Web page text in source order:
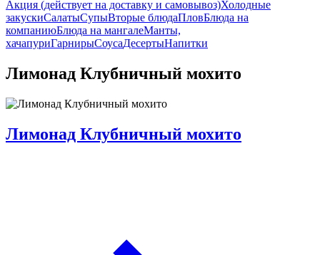
Акция (действует на доставку и самовывоз)Холодные
закускиСалатыСупыВторые блюдаПловБлюда на
компаниюБлюда на мангалеМанты,
хачапуриГарнирыСоусаДесертыНапитки
Лимонад Клубничный мохито
Лимонад Клубничный мохито